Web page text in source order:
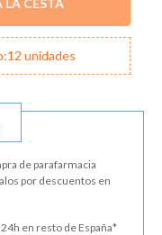
unidades
de parafarmacia
por descuentos en
en resto de España*